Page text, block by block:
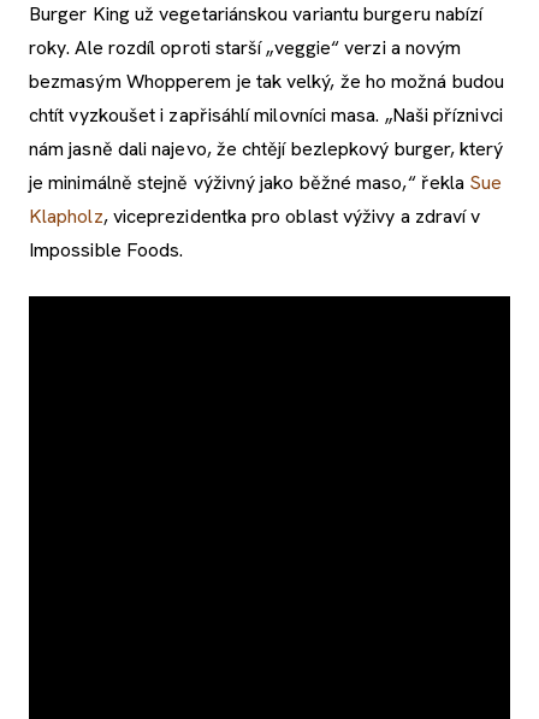
Burger King už vegetariánskou variantu burgeru nabízí
roky. Ale rozdíl oproti starší „veggie“ verzi a novým
bezmasým Whopperem je tak velký, že ho možná budou
chtít vyzkoušet i zapřisáhlí milovníci masa. „Naši příznivci
nám jasně dali najevo, že chtějí bezlepkový burger, který
je minimálně stejně výživný jako běžné maso,“ řekla Sue
Klapholz, viceprezidentka pro oblast výživy a zdraví v
Impossible Foods.